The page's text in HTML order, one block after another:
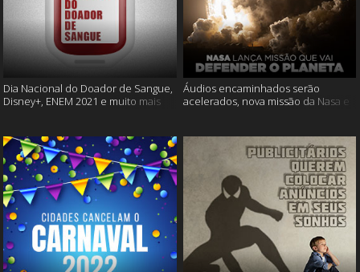
Dia Nacional do Doador de Sangue,
Disney+, ENEM 2021 e muito mais
Áudios encaminhados serão
acelerados, nova missão da Nasa e